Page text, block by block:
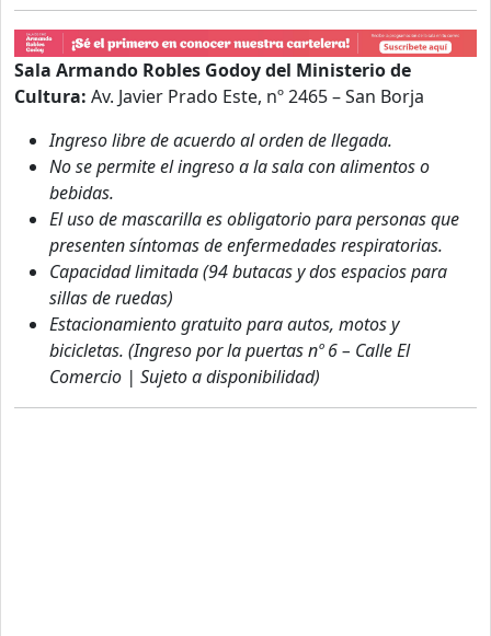
Sala Armando Robles Godoy del Ministerio de
Cultura: Av. Javier Prado Este, nº 2465 – San Borja
Ingreso libre de acuerdo al orden de llegada.
No se permite el ingreso a la sala con alimentos o
bebidas.
El uso de mascarilla es obligatorio para personas que
presenten síntomas de enfermedades respiratorias.
Capacidad limitada (94 butacas y dos espacios para
sillas de ruedas)
Estacionamiento gratuito para autos, motos y
bicicletas. (Ingreso por la puertas nº 6 – Calle El
Comercio | Sujeto a disponibilidad)